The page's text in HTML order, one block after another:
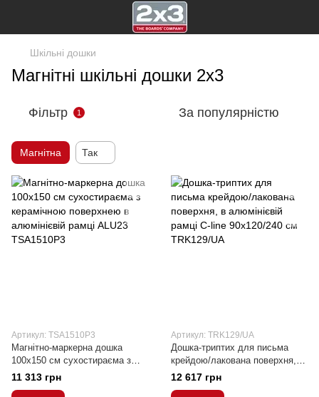
Шкільні дошки
Магнітні шкільні дошки 2х3
Фільтр 1 За популярністю
Магнітна Так
Артикул: TSA1510P3
Магнітно-маркерна дошка
100x150 см сухостираєма з
керамічною поверхнею в
алюмінієвій рамці ALU23
11 313 грн
Артикул: TRK129/UA
Дошка-триптих для письма
крейдою/лакована поверхня, в
алюмінієвій рамці C-line
90х120/240 см
12 617 грн